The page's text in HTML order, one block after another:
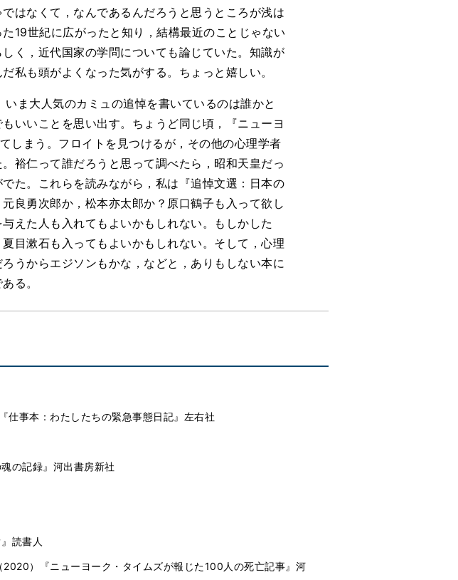
はなくて，なんであるんだろうと思うところが浅は
19世紀に広がったと知り，結構最近のことじゃない
く，近代国家の学問についても論じていた。知識が
私も頭がよくなった気がする。ちょっと嬉しい。
ま大人気のカミュの追悼を書いているのは誰かと
いいことを思い出す。ちょうど同じ頃，『ニューヨ
しまう。フロイトを見つけるが，その他の心理学者
裕仁って誰だろうと思って調べたら，昭和天皇だっ
た。これらを読みながら，私は『追悼文選：日本の
良勇次郎か，松本亦太郎か？原口鶴子も入って欲し
えた人も入れてもよいかもしれない。もしかした
目漱石も入ってもよいかもしれない。そして，心理
うからエジソンもかな，などと，ありもしない本に
る。
仕事本：わたしたちの緊急事態日記』左右社
の記録』河出書房新社
読書人
）『ニューヨーク・タイムズが報じた100人の死亡記事』河